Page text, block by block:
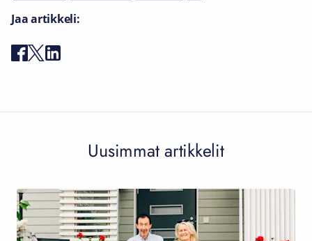
Jaa artikkeli:
Uusimmat artikkelit